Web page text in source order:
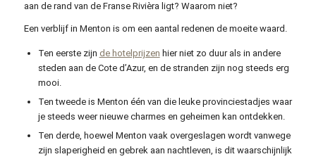
aan de rand van de Franse Rivièra ligt? Waarom niet?
Een verblijf in Menton is om een aantal redenen de moeite waard.
Ten eerste zijn de hotelprijzen hier niet zo duur als in andere
steden aan de Cote d’Azur, en de stranden zijn nog steeds erg
mooi.
Ten tweede is Menton één van die leuke provinciestadjes waar
je steeds weer nieuwe charmes en geheimen kan ontdekken.
Ten derde, hoewel Menton vaak overgeslagen wordt vanwege
zijn slaperigheid en gebrek aan nachtleven, is dit waarschijnlijk